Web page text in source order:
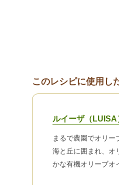
このレシピに使用し
ルイーザ（
まるで農園でオリー
海と丘に囲まれ、オ
かな有機オリーブオ